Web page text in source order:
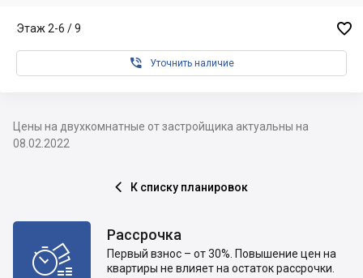
Этаж 2-6 / 9 
 Уточнить наличие
Цены на двухкомнатные от застройщика актуальны на
08.02.2022
 К списку планировок

Рассрочка
Первый взнос – от 30%. Повышение цен на
квартиры не влияет на остаток рассрочки.